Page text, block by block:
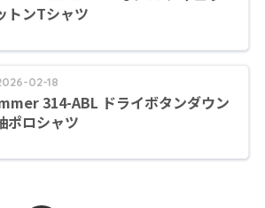
トンTシャツ
02-18
314-ABL ドライボタンダウン
ポロシャツ